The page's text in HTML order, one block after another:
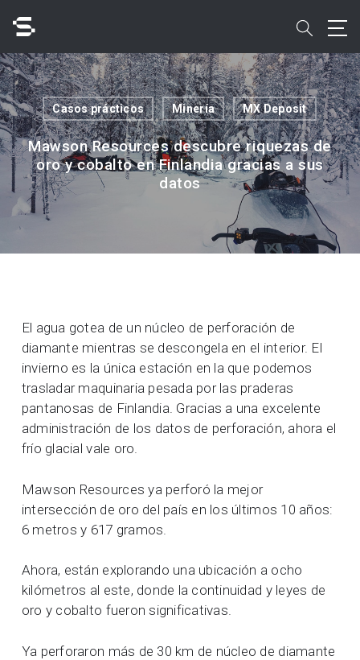
main
content
Buscar
Acceso rápido a
search
Casos prácticos Minería MX Deposit
Mawson Resources descubre riquezas de
oro y cobalto en Finlandia gracias a sus
datos
El agua gotea de un núcleo de perforación de
diamante mientras se descongela en el interior. El
invierno es la única estación en la que podemos
trasladar maquinaria pesada por las praderas
pantanosas de Finlandia. Gracias a una excelente
administración de los datos de perforación, ahora el
frío glacial vale oro.
Mawson Resources ya perforó la mejor
intersección de oro del país en los últimos 10 años:
6 metros y 617 gramos.
Ahora, están explorando una ubicación a ocho
kilómetros al este, donde la continuidad y leyes de
oro y cobalto fueron significativas.
Ya perforaron más de 30 km de núcleo de diamante